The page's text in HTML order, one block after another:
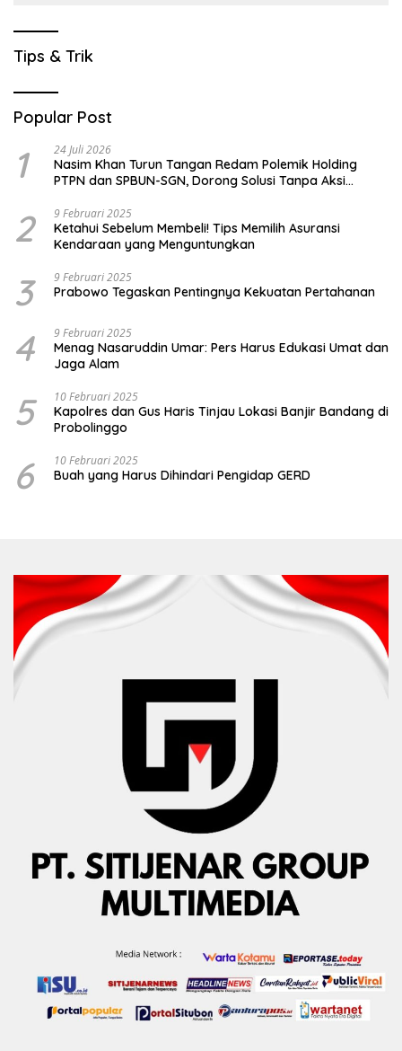
Tips & Trik
Popular Post
1 24 Juli 2026
Nasim Khan Turun Tangan Redam Polemik Holding
PTPN dan SPBUN-SGN, Dorong Solusi Tanpa Aksi
2 9 Februari 2025
Ketahui Sebelum Membeli! Tips Memilih Asuransi
Kendaraan yang Menguntungkan
3 9 Februari 2025
Prabowo Tegaskan Pentingnya Kekuatan Pertahanan
4 9 Februari 2025
Menag Nasaruddin Umar: Pers Harus Edukasi Umat dan
Jaga Alam
5 10 Februari 2025
Kapolres dan Gus Haris Tinjau Lokasi Banjir Bandang di
Probolinggo
6 10 Februari 2025
Buah yang Harus Dihindari Pengidap GERD